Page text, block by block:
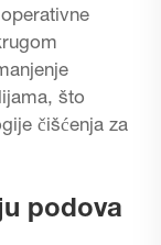
što
čišćenja za
podova